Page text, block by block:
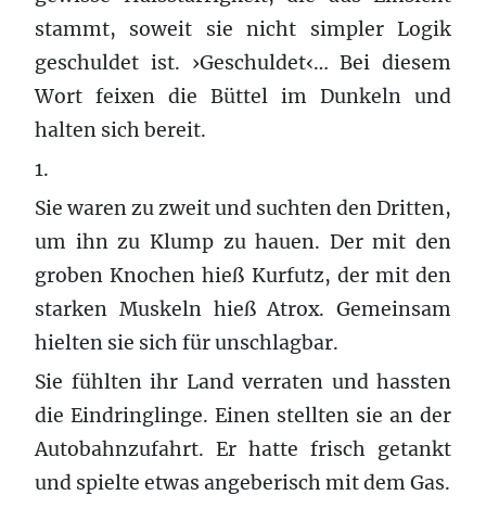
stammt, soweit sie nicht simpler Logik
geschuldet ist. ›Geschuldet‹… Bei diesem
Wort feixen die Büttel im Dunkeln und
halten sich bereit.
1.
Sie waren zu zweit und suchten den Dritten,
um ihn zu Klump zu hauen. Der mit den
groben Knochen hieß Kurfutz, der mit den
starken Muskeln hieß Atrox. Gemeinsam
hielten sie sich für unschlagbar.
Sie fühlten ihr Land verraten und hassten
die Eindringlinge. Einen stellten sie an der
Autobahnzufahrt. Er hatte frisch getankt
und spielte etwas angeberisch mit dem Gas.